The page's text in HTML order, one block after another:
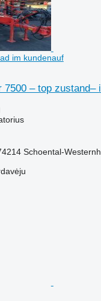
im kundenauf
7500 – top
Schoental-